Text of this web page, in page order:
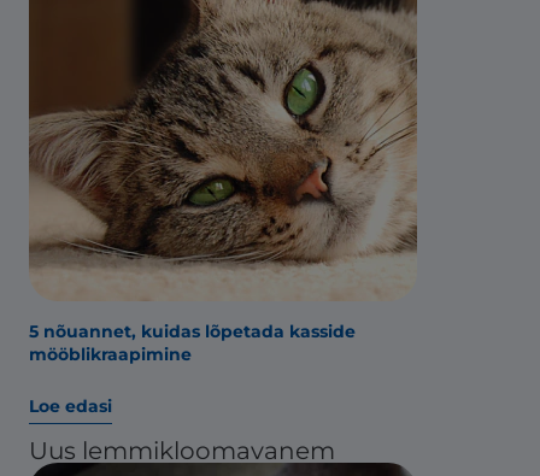
5 nõuannet, kuidas lõpetada kasside
mööblikraapimine
Loe edasi
Uus lemmikloomavanem